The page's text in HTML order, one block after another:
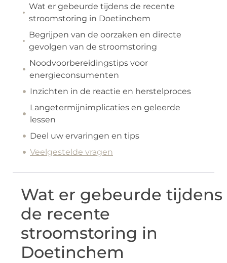
Wat er gebeurde tijdens de recente
stroomstoring in Doetinchem
Begrijpen van de oorzaken en directe
gevolgen van de stroomstoring
Noodvoorbereidingstips voor
energieconsumenten
Inzichten in de reactie en herstelproces
Langetermijnimplicaties en geleerde
lessen
Deel uw ervaringen en tips
Veelgestelde vragen
Wat er gebeurde tijdens
de recente
stroomstoring in
Doetinchem